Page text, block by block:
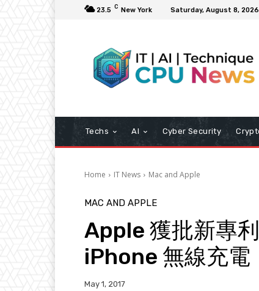
23.5 C New York Saturday, August 8, 2026
Techs AI Cyber Security
Home IT News Mac and Apple
MAC AND APPLE
Apple 獲批新專
iPhone 無線充電
May 1, 2017